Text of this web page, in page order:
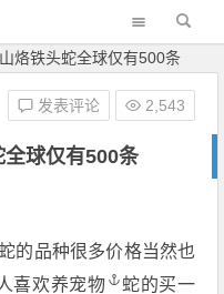
烙铁头蛇全球仅有500条
球仅有500条
发表评论 2,543
蛇的品种很多价格当然也
喜欢养宠物
蛇的买一